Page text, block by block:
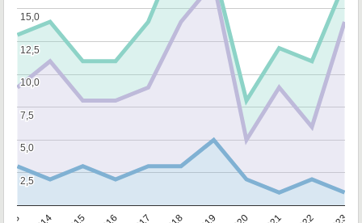
2,5
2,5
5,0
5,0
7,5
7,5
10,0
10,0
12,5
12,5
15,0
15,0